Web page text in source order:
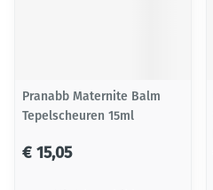
Pranabb Maternite Balm
Tepelscheuren 15ml
€ 15,05